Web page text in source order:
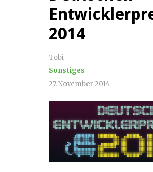
2014
Tobi
Sonstiges
27. November 2014